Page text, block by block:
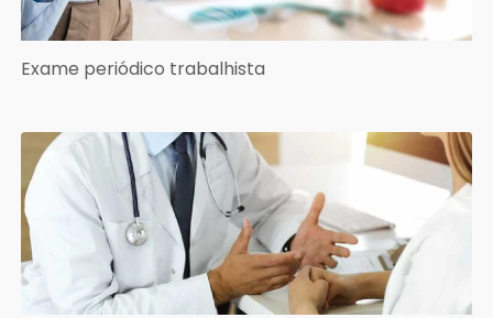
Exame periódico trabalhista